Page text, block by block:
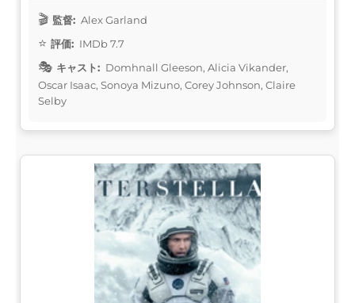
監督: Alex Garland
評価: IMDb 7.7
キャスト: Domhnall Gleeson, Alicia Vikander,
Oscar Isaac, Sonoya Mizuno, Corey Johnson, Claire
Selby